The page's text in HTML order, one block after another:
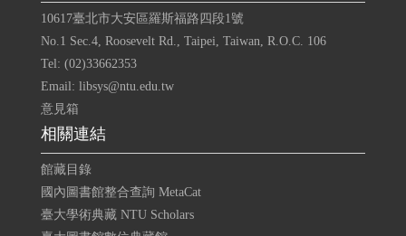
10617臺北市大安區羅斯福路四段1號
No.1 Sec.4, Roosevelt Rd., Taipei, Taiwan, R.O.C. 106
Tel: (02)33662353
Email: libsys@ntu.edu.tw
意見箱
相關連結
館藏目錄
國內圖書館整合查詢 MetaCat
臺大學術典藏 NTU Scholars